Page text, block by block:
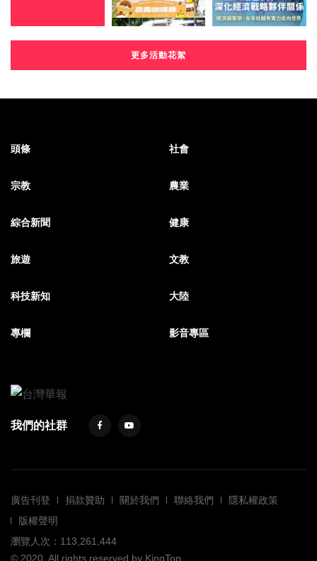
更多活動花絮
頭條 社會
宗教 農業
綜合新聞 健康
旅遊 文教
科技新知 大陸
專欄 影音專區
我們的社群
廣告刊登 捐款贊助 關於我們 聯絡我們
隱私權政策
版權聲明
瀏覽人次：113,261,444
© 2020. All rights reserved by KingTop.